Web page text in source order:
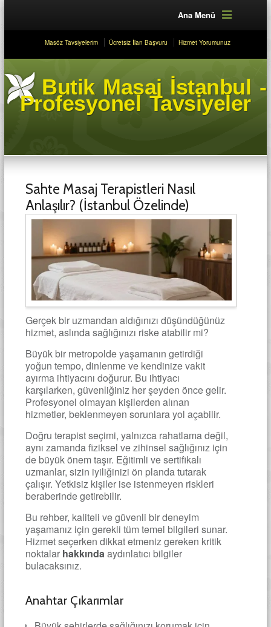
Ana Menü
Masöz Tavsiyelerim Ücretsiz İlan Başvuru Hizmet Yorumunuz
Butik Masaj İstanbul -
Profesyonel Tavsiyeler
Sahte Masaj Terapistleri Nasıl
Anlaşılır? (İstanbul Özelinde)
Gerçek bir uzmandan aldığınızı düşündüğünüz
hizmet, aslında sağlığınızı riske atabilir mi?
Büyük bir metropolde yaşamanın getirdiği
yoğun tempo, dinlenme ve kendinize vakit
ayırma ihtiyacını doğurur. Bu ihtiyacı
karşılarken, güvenliğiniz her şeyden önce gelir.
Profesyonel olmayan kişilerden alınan
hizmetler, beklenmeyen sorunlara yol açabilir.
Doğru terapist seçimi, yalnızca rahatlama değil,
aynı zamanda fiziksel ve zihinsel sağlığınız için
de büyük önem taşır. Eğitimli ve sertifikalı
uzmanlar, sizin iyiliğinizi ön planda tutarak
çalışır. Yetkisiz kişiler ise istenmeyen riskleri
beraberinde getirebilir.
Bu rehber, kaliteli ve güvenli bir deneyim
yaşamanız için gerekli tüm temel bilgileri sunar.
Hizmet seçerken dikkat etmeniz gereken kritik
noktalar hakkındaaydınlatıcı bilgiler
bulacaksınız.
Anahtar Çıkarımlar